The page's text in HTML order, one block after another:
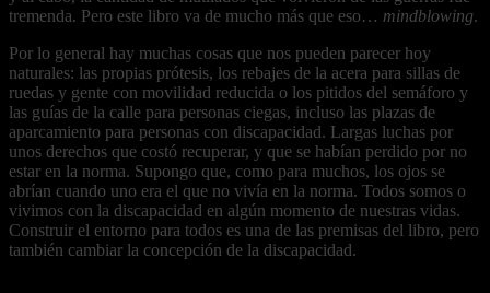
tremenda. Pero este libro va de mucho más que eso… mindblowing.
Por lo general hay muchas cosas que nos pueden parecer hoy
naturales: las propias prótesis, los rebajes de la acera para sillas de
ruedas y gente con movilidad reducida o los pitidos del semáforo y
las guías de la calle para personas ciegas, incluso las plazas de
aparcamiento para personas con discapacidad. Largas luchas por
unos derechos que costó recuperar, y que se habían perdido por no
estar en la norma. Supongo que, como para muchos, los ojos se
abrían cuando uno era el que no vivía en la norma. Todos somos o
vivimos con la discapacidad en algún momento de nuestras vidas.
Construir el entorno para todos es una de las premisas del libro, pero
también cambiar la concepción de la discapacidad.